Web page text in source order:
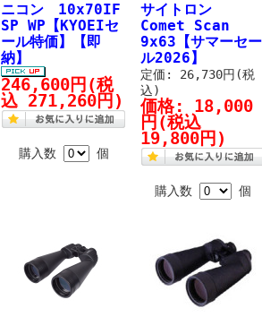
ニコン 10x70IF
SP WP【KYOEIセ
ール特価】【即
納】
246,600円 (税
込 271,260円)
購入数 個
サイトロン
Comet Scan
9x63【サマーセー
ル2026】
定価: 26,730円(税
込)
価格: 18,000
円 (税込
19,800円)
購入数 個